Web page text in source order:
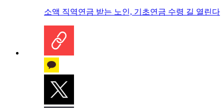
소액 직역연금 받는 노인, 기초연금 수령 길 열린다